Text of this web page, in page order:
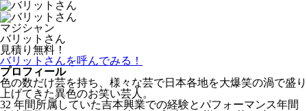
マジシャン
バリットさん
見積り無料！
バリットさんを呼んでみる！
プロフィール
色の数だけ芸を持ち、様々な芸で日本各地を大爆笑の渦で盛り
上げてきた異色のお笑い芸人。
32 年間所属していた吉本興業での経験とパフォーマンス年間